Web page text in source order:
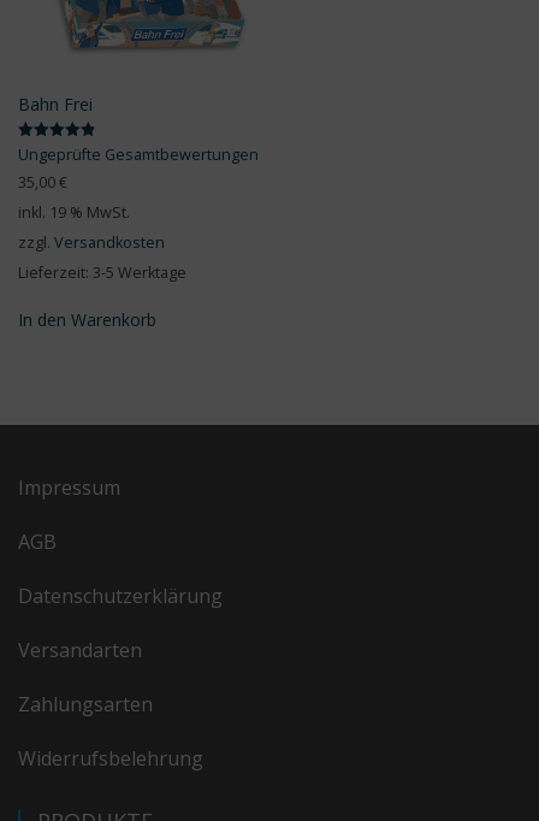
Bahn Frei
Bewertet mit
4.89
von 5
Ungeprüfte Gesamtbewertungen
35,00€
inkl. 19 % MwSt.
zzgl. Versandkosten
Lieferzeit: 3-5 Werktage
In den Warenkorb
Impressum
AGB
Datenschutzerklärung
Versandarten
Zahlungsarten
Widerrufsbelehrung